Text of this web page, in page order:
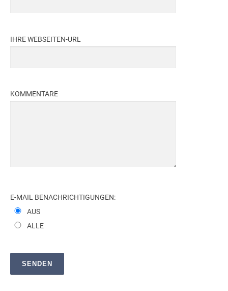
IHRE WEBSEITEN-URL
KOMMENTARE
E-MAIL BENACHRICHTIGUNGEN:
AUS
ALLE
SENDEN